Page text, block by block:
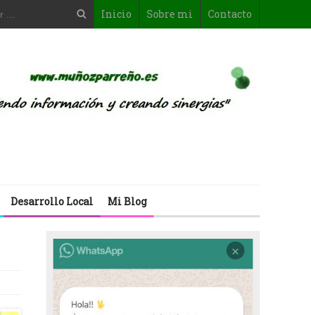
Inicio Sobre mi Contacto
Desarrollo Local Mi Blog